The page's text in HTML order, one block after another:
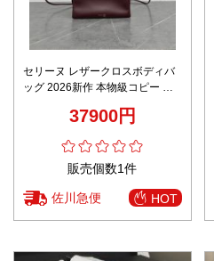
セリーヌ レザークロスボディバ
ッグ 2026新作 本物級コピー 高
げ 精密ディテール 安心の日本倉
37900円
販売個数1件
佐川急便 HOT